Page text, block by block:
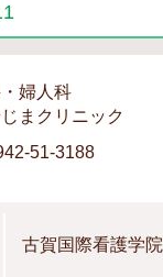
婦人科
まクリニック
51-3188
古賀国際看護学院